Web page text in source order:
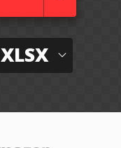
XLSX